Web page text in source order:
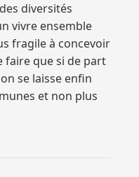
diversités
vivre ensemble
fragile à concevoir
faire que si de part
se laisse enfin
et non plus